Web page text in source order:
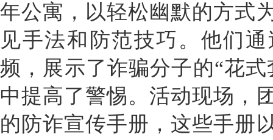
年公寓，以轻松幽默的方式
见手法和防范技巧。他们
频，展示了诈骗分子的“花
中提高了警惕。活动现场，
的防诈宣传手册，这些手册